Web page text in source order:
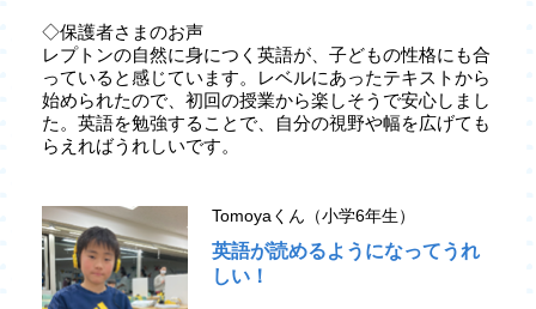
◇保護者さまのお声
レプトンの自然に身につく英語が、子どもの性格にも合
っていると感じています。レベルにあったテキストから
始められたので、初回の授業から楽しそうで安心しまし
た。英語を勉強することで、自分の視野や幅を広げても
らえればうれしいです。
Tomoyaくん（小学6年生）
英語が読めるようになってうれ
しい！